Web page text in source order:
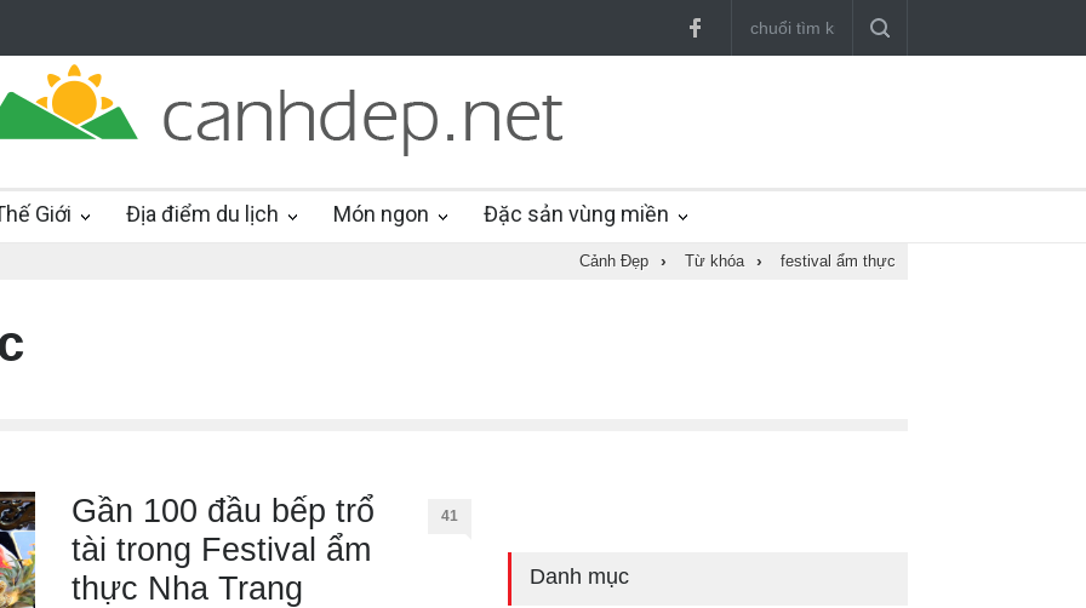
Giới Địa điểm du lịch Món ngon Đặc sản vùng miền
Cảnh Đẹp › Từ khóa › festival ẩm thực
Gần 100 đầu bếp trổ
tài trong Festival ẩm
thực Nha Trang
41
Danh mục